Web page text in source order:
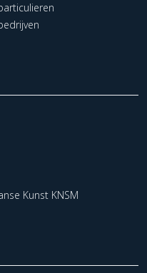
Kunst KNSM